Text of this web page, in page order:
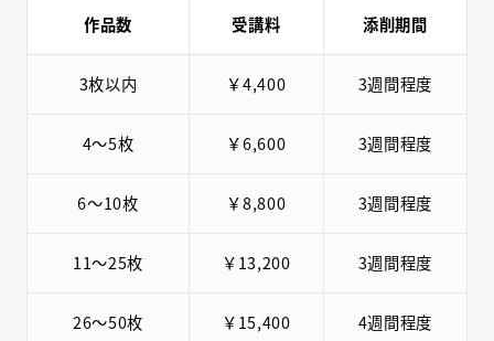
作品数 受講料 添削期間
3枚以内 ￥4,400 3週間程度
4〜5枚 ￥6,600 3週間程度
6〜10枚 ￥8,800 3週間程度
11〜25枚 ￥13,200 3週間程度
26〜50枚 ￥15,400 4週間程度